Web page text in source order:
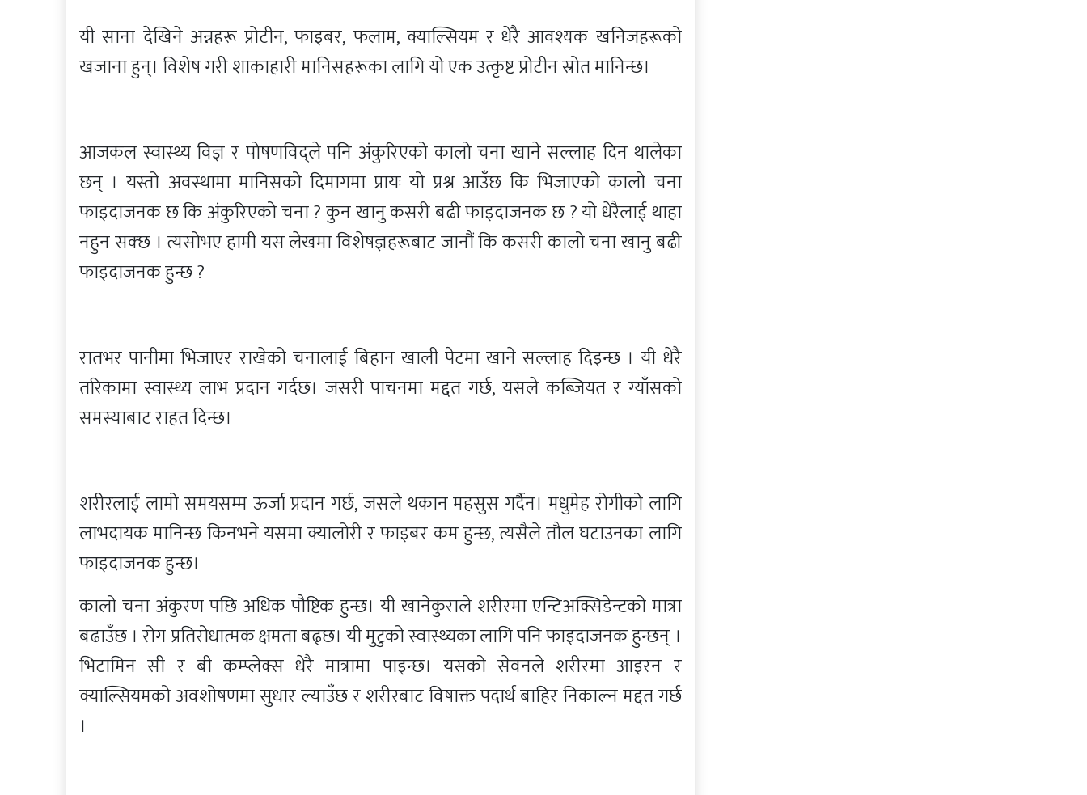
यी साना देखिने अन्नहरू प्रोटीन, फाइबर, फलाम, क्याल्सियम र धेरै आवश्यक खनिजहरूको
खजाना हुन्। विशेष गरी शाकाहारी मानिसहरूका लागि यो एक उत्कृष्ट प्रोटीन स्रोत मानिन्छ।
आजकल स्वास्थ्य विज्ञ र पोषणविद्ले पनि अंकुरिएको कालो चना खाने सल्लाह दिन थालेका
छन् । यस्तो अवस्थामा मानिसको दिमागमा प्रायः यो प्रश्न आउँछ कि भिजाएको कालो चना
फाइदाजनक छ कि अंकुरिएको चना ? कुन खानु कसरी बढी फाइदाजनक छ ? यो धेरैलाई थाहा
नहुन सक्छ । त्यसोभए हामी यस लेखमा विशेषज्ञहरूबाट जानौं कि कसरी कालो चना खानु बढी
फाइदाजनक हुन्छ ?
रातभर पानीमा भिजाएर राखेको चनालाई बिहान खाली पेटमा खाने सल्लाह दिइन्छ । यी धेरै
तरिकामा स्वास्थ्य लाभ प्रदान गर्दछ। जसरी पाचनमा मद्दत गर्छ, यसले कब्जियत र ग्याँसको
समस्याबाट राहत दिन्छ।
शरीरलाई लामो समयसम्म ऊर्जा प्रदान गर्छ, जसले थकान महसुस गर्दैन। मधुमेह रोगीको लागि
लाभदायक मानिन्छ किनभने यसमा क्यालोरी र फाइबर कम हुन्छ, त्यसैले तौल घटाउनका लागि
फाइदाजनक हुन्छ।
कालो चना अंकुरण पछि अधिक पौष्टिक हुन्छ। यी खानेकुराले शरीरमा एन्टिअक्सिडेन्टको मात्रा
बढाउँछ । रोग प्रतिरोधात्मक क्षमता बढ्छ। यी मुटुको स्वास्थ्यका लागि पनि फाइदाजनक हुन्छन् ।
भिटामिन सी र बी कम्प्लेक्स धेरै मात्रामा पाइन्छ। यसको सेवनले शरीरमा आइरन र
क्याल्सियमको अवशोषणमा सुधार ल्याउँछ र शरीरबाट विषाक्त पदार्थ बाहिर निकाल्न मद्दत गर्छ
।